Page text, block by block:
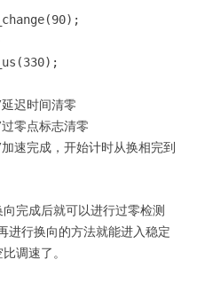
完成后就可以进行过零检测
进行换向的方法就能进入稳定
调速了。